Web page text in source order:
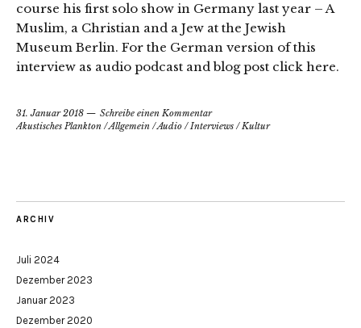
course his first solo show in Germany last year – A
Muslim, a Christian and a Jew at the Jewish
Museum Berlin. For the German version of this
interview as audio podcast and blog post click here.
31. Januar 2018
Schreibe einen Kommentar
Akustisches Plankton /Allgemein /Audio /Interviews /Kultur
ARCHIV
Juli 2024
Dezember 2023
Januar 2023
Dezember 2020